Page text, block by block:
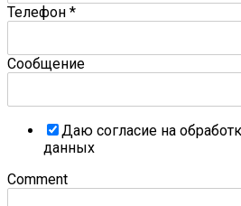
Телефон *
Сообщение
Даю согласие на
данных
Comment